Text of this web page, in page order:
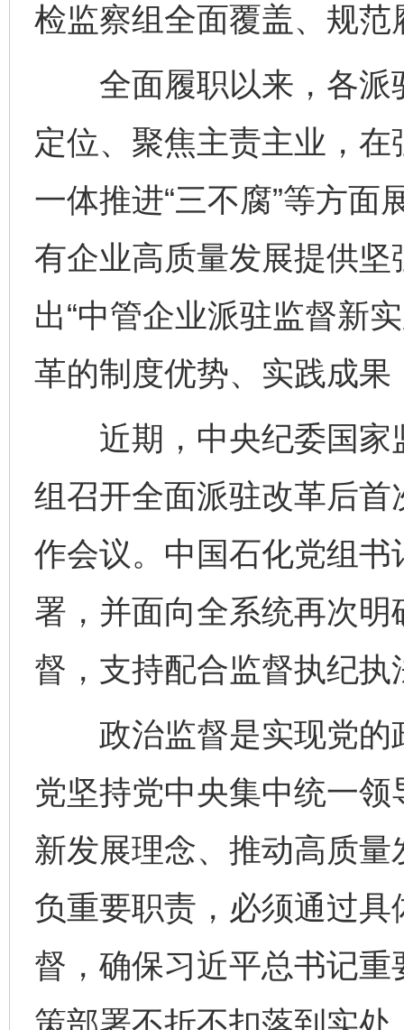
检监察组全面覆盖、规范
全面履职以来，各派
定位、聚焦主责主业，
一体推进“三不腐”等方
有企业高质量发展提供
出“中管企业派驻监督新
革的制度优势、实践成果
近期，中央纪委国家
组召开全面派驻改革后
作会议。中国石化党组
署，并面向全系统再次
督，支持配合监督执纪执
政治监督是实现党的
党坚持党中央集中统一
新发展理念、推动高质
负重要职责，必须通过
督，确保习近平总书记